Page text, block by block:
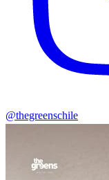
@thegreenschile